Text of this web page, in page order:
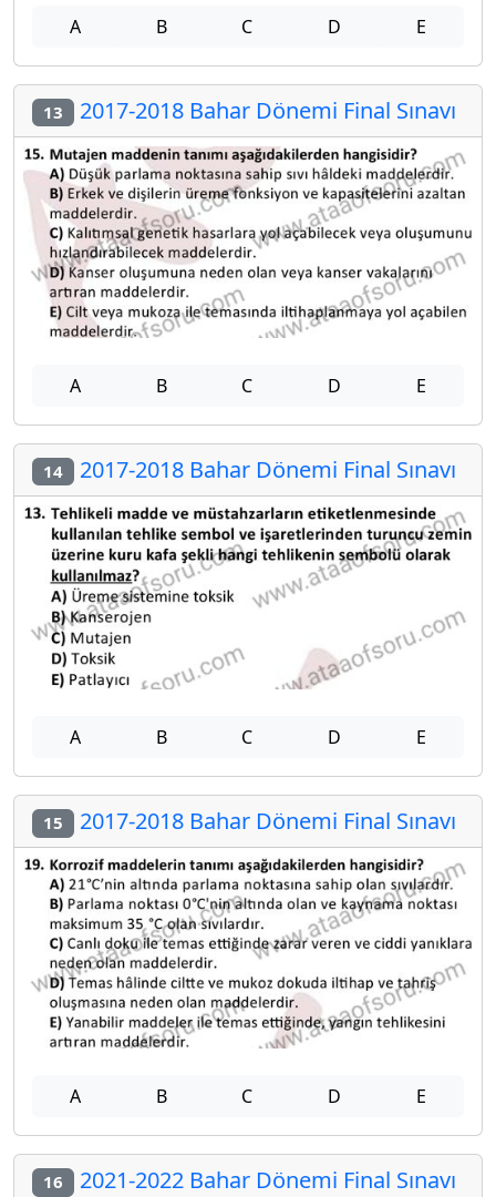
A B C D E
13 2017-2018 Bahar Dönemi Final Sınavı
A B C D E
14 2017-2018 Bahar Dönemi Final Sınavı
A B C D E
15 2017-2018 Bahar Dönemi Final Sınavı
A B C D E
16 2021-2022 Bahar Dönemi Final Sınavı